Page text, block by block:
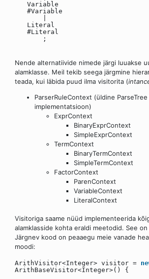
Variable
#Variable
Literal
#Literal
;
Nende alternatiivide nimede järgi luuakse
alamklasse. Meil tekib seega järgmine
teada, kui läbida puud ilma visitorita (
ParserRuleContext (üldine
implementatsioon)
ExprContext
BinaryExprContext
SimpleExprContext
TermContext
BinaryTermContext
SimpleTermContext
FactorContext
ParenContext
VariableContext
LiteralContext
Visitoriga saame nüüd implementeerida
alamklasside kohta eraldi meetodid. See on
Järgnev kood on peaaegu meie vanade
moodi:
ArithVisitor<Integer> visitor =
ArithBaseVisitor<Integer>() {